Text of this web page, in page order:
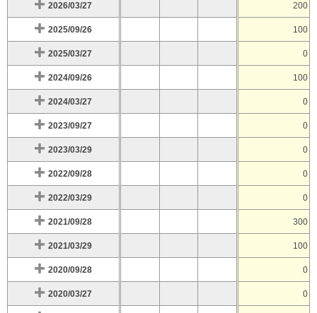
2026/03/27 200
2025/09/26 100
2025/03/27 0
2024/09/26 100
2024/03/27 0
2023/09/27 0
2023/03/29 0
2022/09/28 0
2022/03/29 0
2021/09/28 300
2021/03/29 100
2020/09/28 0
2020/03/27 0